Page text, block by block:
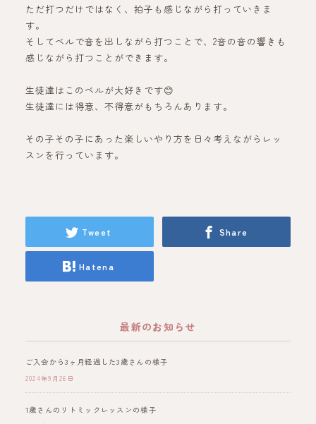
ただ打つだけではなく、拍子も感じながら打っていきま
す。
そしてベルで音を出しながら打つことで、2音の音の響きも
感じながら打つことができます。
生徒達はこのベルが大好きです😊
生徒達には得意、不得意がもちろんあります。
その子その子にあった楽しいやり方を日々考えながらレッ
スンを行っています。
Tweet Share
Hatena
最新のお知らせ
ご入会から3ヶ月経過した3歳さんの様子
2024年9月26日
1歳さんのリトミックレッスンの様子